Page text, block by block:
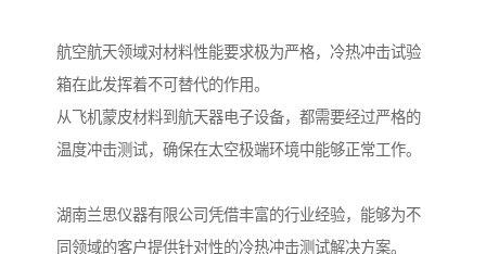
航空航天领域对材料性能要求极为严格，冷热冲击试验
箱在此发挥着不可替代的作用。
从飞机蒙皮材料到航天器电子设备，都需要经过严格的
温度冲击测试，确保在太空极端环境中能够正常工作。
湖南兰思仪器有限公司凭借丰富的行业经验，能够为不
同领域的客户提供针对性的冷热冲击测试解决方案。